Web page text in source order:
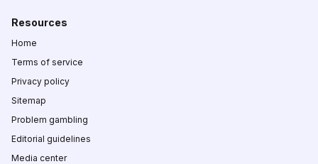
Resources
Home
Terms of service
Privacy policy
Sitemap
Problem gambling
Editorial guidelines
Media center